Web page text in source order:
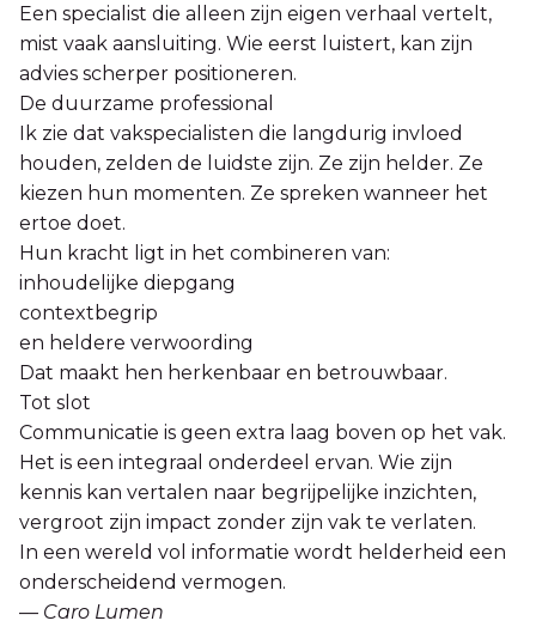
Een specialist die alleen zijn eigen verhaal vertelt,
mist vaak aansluiting. Wie eerst luistert, kan zijn
advies scherper positioneren.
De duurzame professional
Ik zie dat vakspecialisten die langdurig invloed
houden, zelden de luidste zijn. Ze zijn helder. Ze
kiezen hun momenten. Ze spreken wanneer het
ertoe doet.
Hun kracht ligt in het combineren van:
inhoudelijke diepgang
contextbegrip
en heldere verwoording
Dat maakt hen herkenbaar en betrouwbaar.
Tot slot
Communicatie is geen extra laag boven op het vak.
Het is een integraal onderdeel ervan. Wie zijn
kennis kan vertalen naar begrijpelijke inzichten,
vergroot zijn impact zonder zijn vak te verlaten.
In een wereld vol informatie wordt helderheid een
onderscheidend vermogen.
— Caro Lumen